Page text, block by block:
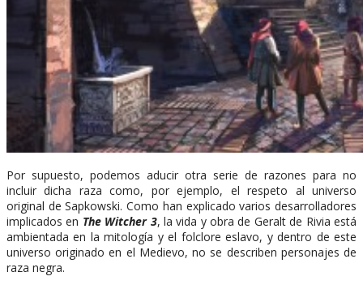
Por supuesto, podemos aducir otra serie de razones para no
incluir dicha raza como, por ejemplo, el respeto al universo
original de Sapkowski. Como han explicado varios desarrolladores
implicados en The Witcher 3, la vida y obra de Geralt de Rivia está
ambientada en la mitología y el folclore eslavo, y dentro de este
universo originado en el Medievo, no se describen personajes de
raza negra.